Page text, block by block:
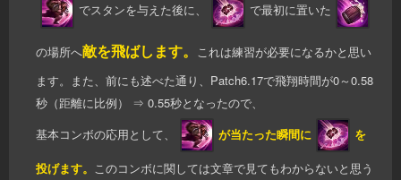
でスタンを与えた後に、 で最初に置いた
の場所へ敵を飛ばします。 これは練習が必要になるかと思い
ます。また、前にも述べた通り、Patch6.17で飛翔時間が0～0.58
秒（距離に比例） ⇒ 0.55秒となったので、
基本コンボの応用として、
が当たった瞬間に を
投げます。 このコンボに関しては文章で見てもわからないと思う